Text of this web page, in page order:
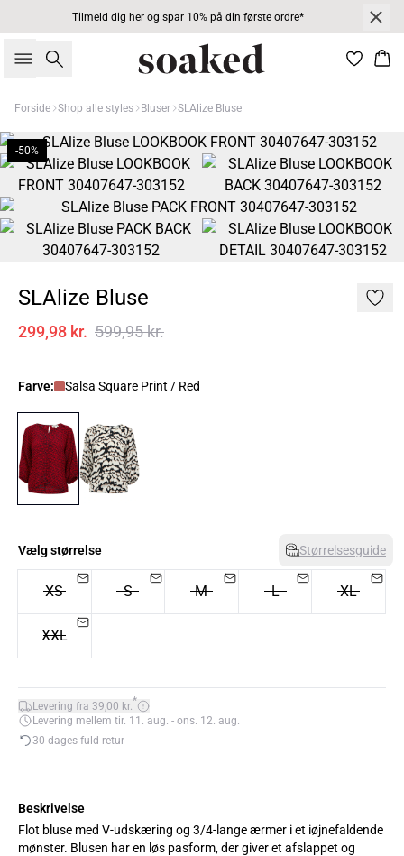
Tilmeld dig her og spar 10% på din første ordre*
Søg
Forside Shop alle styles Bluser SLAlize Bluse
-50%
SLAlize Bluse
299,98 kr. 599,95 kr.
Farve: Salsa Square Print / Red
Vælg størrelse Størrelsesguide
XS S M L XL
XXL
Levering fra 39,00 kr.*
Levering mellem tir. 11. aug. - ons. 12. aug.
30 dages fuld retur
Beskrivelse
Flot bluse med V-udskæring og 3/4-lange ærmer i et iøjnefaldende
mønster. Blusen har en løs pasform, der giver et afslappet og